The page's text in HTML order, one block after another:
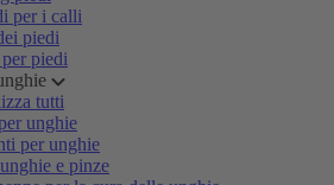
per i calli
piedi
piedi
tutti
unghie
per unghie
e pinze